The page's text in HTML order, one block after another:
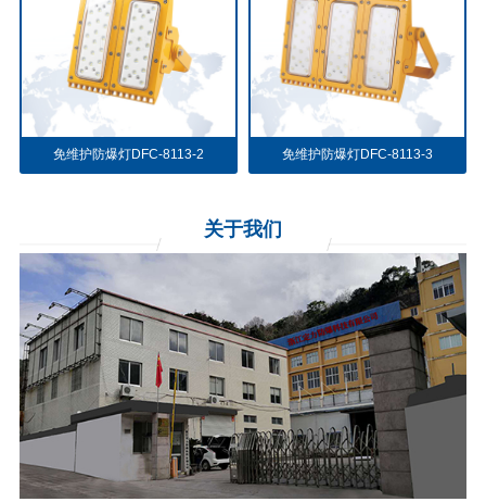
免维护防爆灯DFC-8113-2 免维护防爆灯DFC-8113-3
关于我们